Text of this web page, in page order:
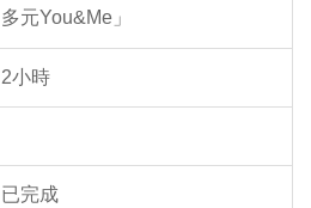
多元You&Me」
2小時
已完成